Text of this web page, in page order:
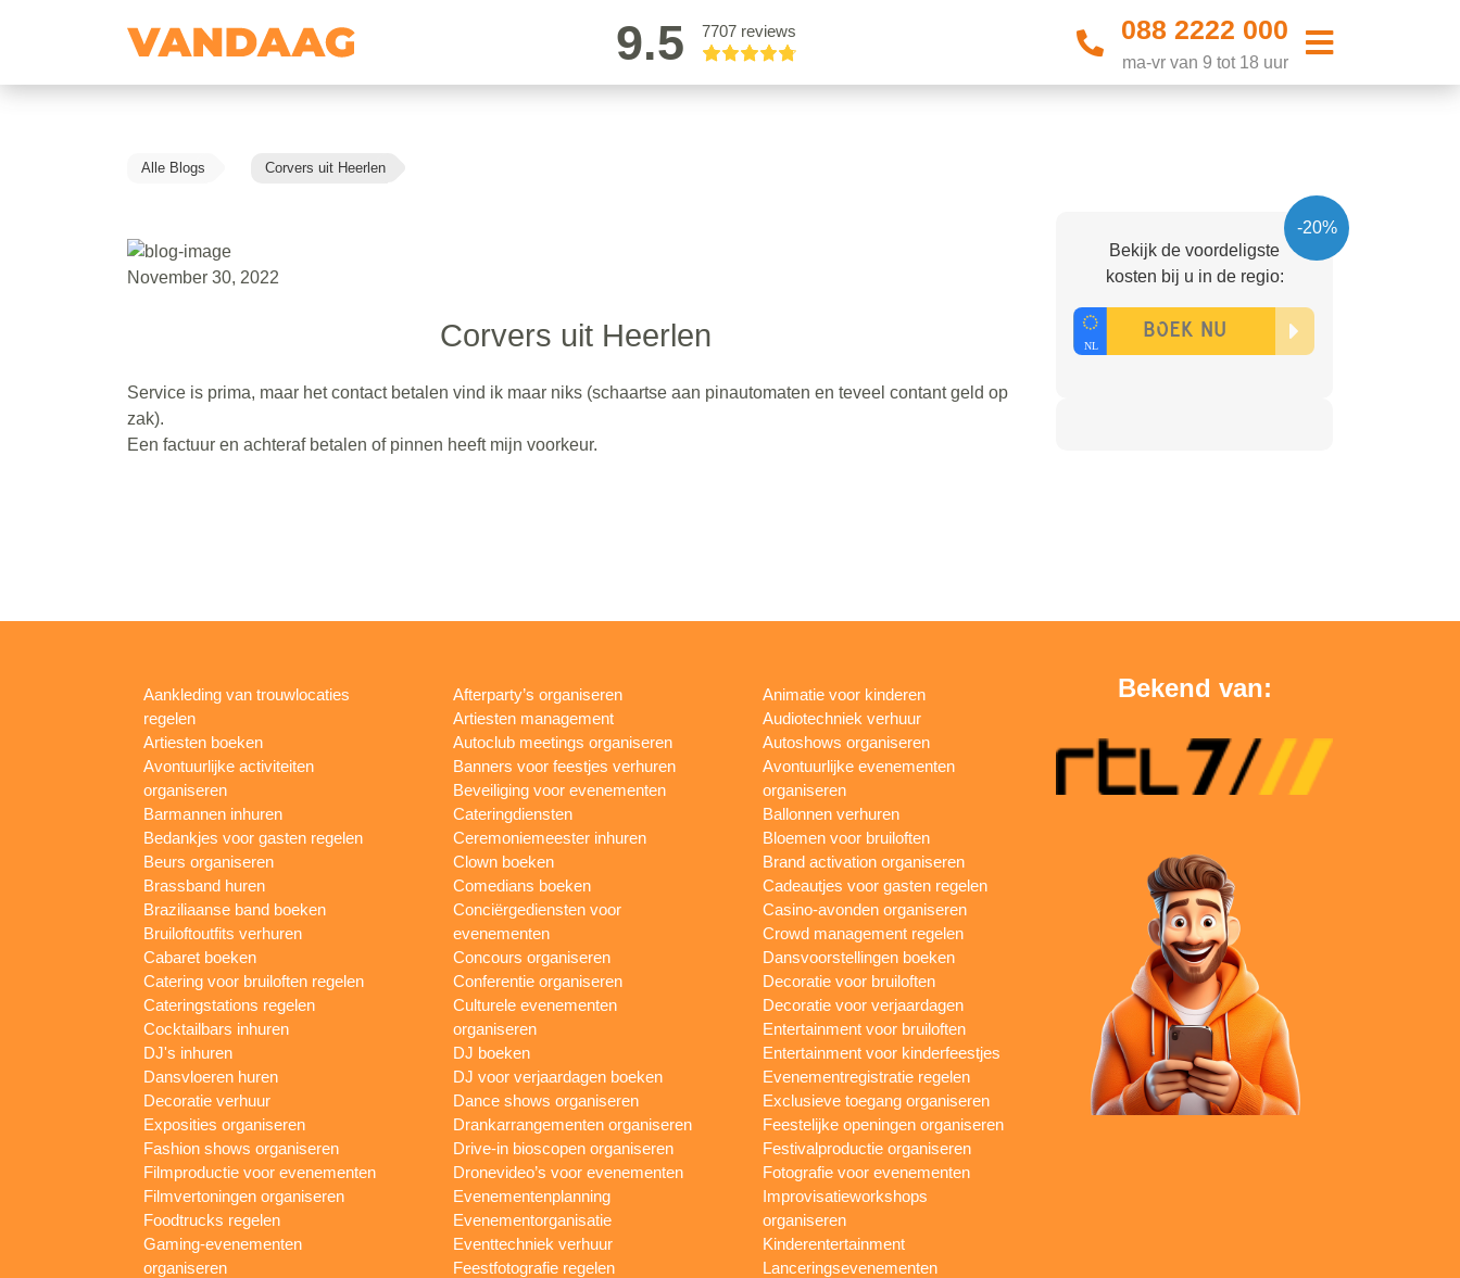
9.5 7707 reviews 088 2222 000
ma-vr van 9 tot 18 uur
Alle Blogs Corvers uit Heerlen
November 30, 2022
Corvers uit Heerlen
Service is prima, maar het contact betalen vind ik maar niks (schaartse aan pinautomaten en teveel contant geld op
zak).
Een factuur en achteraf betalen of pinnen heeft mijn voorkeur.
-20%
Bekijk de voordeligste
kosten bij u in de regio:
Aankleding van trouwlocaties
regelen
Artiesten boeken
Avontuurlijke activiteiten
organiseren
Barmannen inhuren
Bedankjes voor gasten regelen
Beurs organiseren
Brassband huren
Braziliaanse band boeken
Bruiloftoutfits verhuren
Cabaret boeken
Catering voor bruiloften regelen
Cateringstations regelen
Cocktailbars inhuren
DJ's inhuren
Dansvloeren huren
Decoratie verhuur
Exposities organiseren
Fashion shows organiseren
Filmproductie voor evenementen
Filmvertoningen organiseren
Foodtrucks regelen
Gaming-evenementen
organiseren
Afterparty’s organiseren
Artiesten management
Autoclub meetings organiseren
Banners voor feestjes verhuren
Beveiliging voor evenementen
Cateringdiensten
Ceremoniemeester inhuren
Clown boeken
Comedians boeken
Conciërgediensten voor
evenementen
Concours organiseren
Conferentie organiseren
Culturele evenementen
organiseren
DJ boeken
DJ voor verjaardagen boeken
Dance shows organiseren
Drankarrangementen organiseren
Drive-in bioscopen organiseren
Dronevideo’s voor evenementen
Evenementenplanning
Evenementorganisatie
Eventtechniek verhuur
Feestfotografie regelen
Animatie voor kinderen
Audiotechniek verhuur
Autoshows organiseren
Avontuurlijke evenementen
organiseren
Ballonnen verhuren
Bloemen voor bruiloften
Brand activation organiseren
Cadeautjes voor gasten regelen
Casino-avonden organiseren
Crowd management regelen
Dansvoorstellingen boeken
Decoratie voor bruiloften
Decoratie voor verjaardagen
Entertainment voor bruiloften
Entertainment voor kinderfeestjes
Evenementregistratie regelen
Exclusieve toegang organiseren
Feestelijke openingen organiseren
Festivalproductie organiseren
Fotografie voor evenementen
Improvisatieworkshops
organiseren
Kinderentertainment
Lanceringsevenementen
Bekend van: